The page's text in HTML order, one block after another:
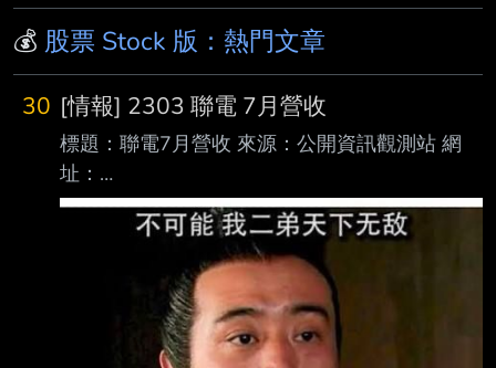
💰 股票 Stock 版：熱門文章
30 [情報] 2303 聯電 7月營收
標題：聯電7月營收 來源：公開資訊觀測站 網
址：
https://mopsov.twse.com.tw/mops/web/index 內
文： 本資料由 (上市公司) 聯電 公司提供 民國
115年07月 單位：新台幣仟元 項目 營業收入淨
額 本月： 23,844,045 去年同期： 20,040,049
增減金額： 3,803,996 增減百分比： 18.98 本
年累計： 153,614,609 去年累計：